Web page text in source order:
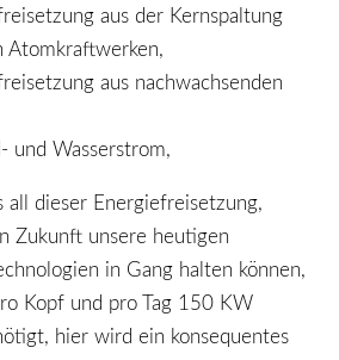
aus der Kernspaltung
Atomkraftwerken,
aus nachwachsenden
und Wasserstrom,
all dieser Energiefreisetzung,
Zukunft unsere heutigen
in Gang halten können,
Kopf und pro Tag 150 KW
hier wird ein konsequentes